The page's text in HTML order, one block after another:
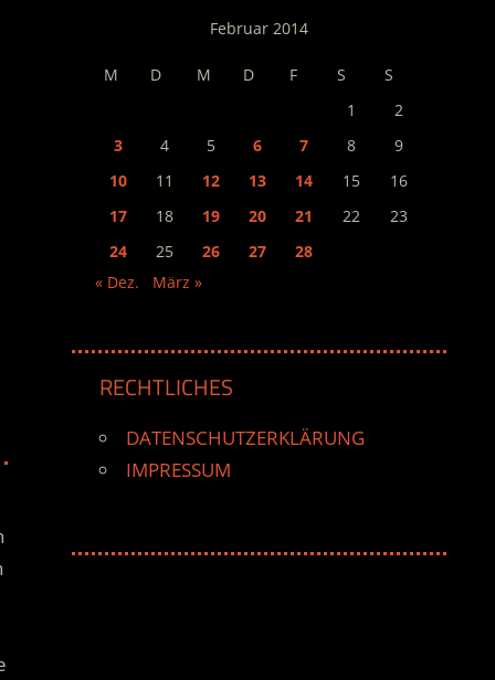
Februar 2014
M D M D F S
S
1
2
3
4 5 6 7 8
9
10
11 12 13 14 15
16
17
18 19 20 21 22
23
24
25 26 27
28
« Dez.
März »
RECHTLICHES
DATENSCHUTZERKLÄRUNG
IMPRESSUM